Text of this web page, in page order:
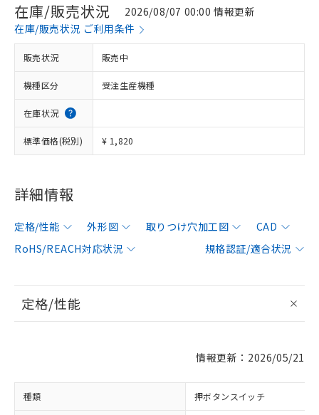
在庫/販売状況
2026/08/07 00:00 情報更新
在庫/販売状況 ご利用条件
販売状況 販売中
機種区分 受注生産機種
在庫状況
標準価格(税別) ¥ 1,820
詳細情報
定格/性能 外形図 取りつけ穴加工図
CAD
RoHS/REACH対応状況
規格認証/適合状況
定格/性能
情報更新：2026/05/21
種類 押ボタンスイッチ